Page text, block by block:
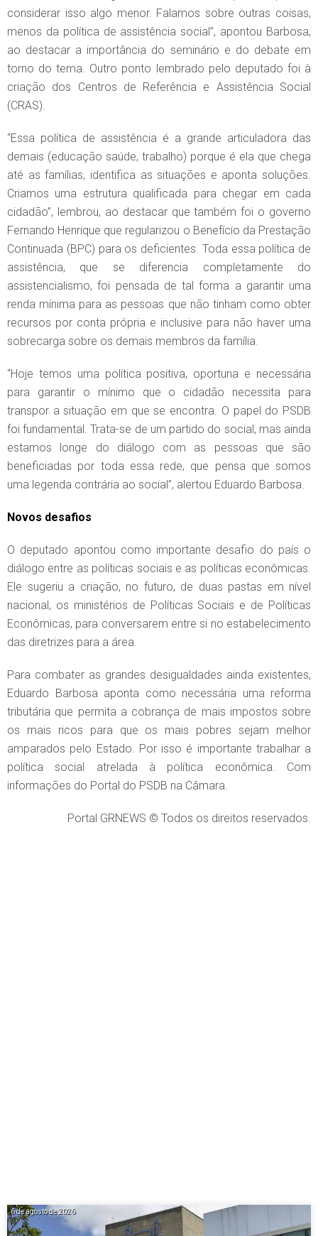
considerar isso algo menor. Falamos sobre outras coisas,
menos da política de assistência social”, apontou Barbosa,
ao destacar a importância do seminário e do debate em
torno do tema. Outro ponto lembrado pelo deputado foi à
criação dos Centros de Referência e Assistência Social
(CRAS).
“Essa política de assistência é a grande articuladora das
demais (educação saúde, trabalho) porque é ela que chega
até as famílias, identifica as situações e aponta soluções.
Criamos uma estrutura qualificada para chegar em cada
cidadão”, lembrou, ao destacar que também foi o governo
Fernando Henrique que regularizou o Benefício da Prestação
Continuada (BPC) para os deficientes. Toda essa política de
assistência, que se diferencia completamente do
assistencialismo, foi pensada de tal forma a garantir uma
renda mínima para as pessoas que não tinham como obter
recursos por conta própria e inclusive para não haver uma
sobrecarga sobre os demais membros da família.
“Hoje temos uma política positiva, oportuna e necessária
para garantir o mínimo que o cidadão necessita para
transpor a situação em que se encontra. O papel do PSDB
foi fundamental. Trata-se de um partido do social, mas ainda
estamos longe do diálogo com as pessoas que são
beneficiadas por toda essa rede, que pensa que somos
uma legenda contrária ao social”, alertou Eduardo Barbosa.
Novos desafios
O deputado apontou como importante desafio do país o
diálogo entre as políticas sociais e as políticas econômicas.
Ele sugeriu a criação, no futuro, de duas pastas em nível
nacional, os ministérios de Políticas Sociais e de Políticas
Econômicas, para conversarem entre si no estabelecimento
das diretrizes para a área.
Para combater as grandes desigualdades ainda existentes,
Eduardo Barbosa aponta como necessária uma reforma
tributária que permita a cobrança de mais impostos sobre
os mais ricos para que os mais pobres sejam melhor
amparados pelo Estado. Por isso é importante trabalhar a
política social atrelada à política econômica. Com
informações do Portal do PSDB na Câmara.
Portal GRNEWS © Todos os direitos reservados.
6 de agosto de 2026